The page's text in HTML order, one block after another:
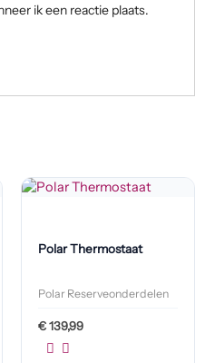
ik een reactie plaats.
Polar Thermostaat
Polar Reserveonderdelen
€139,99